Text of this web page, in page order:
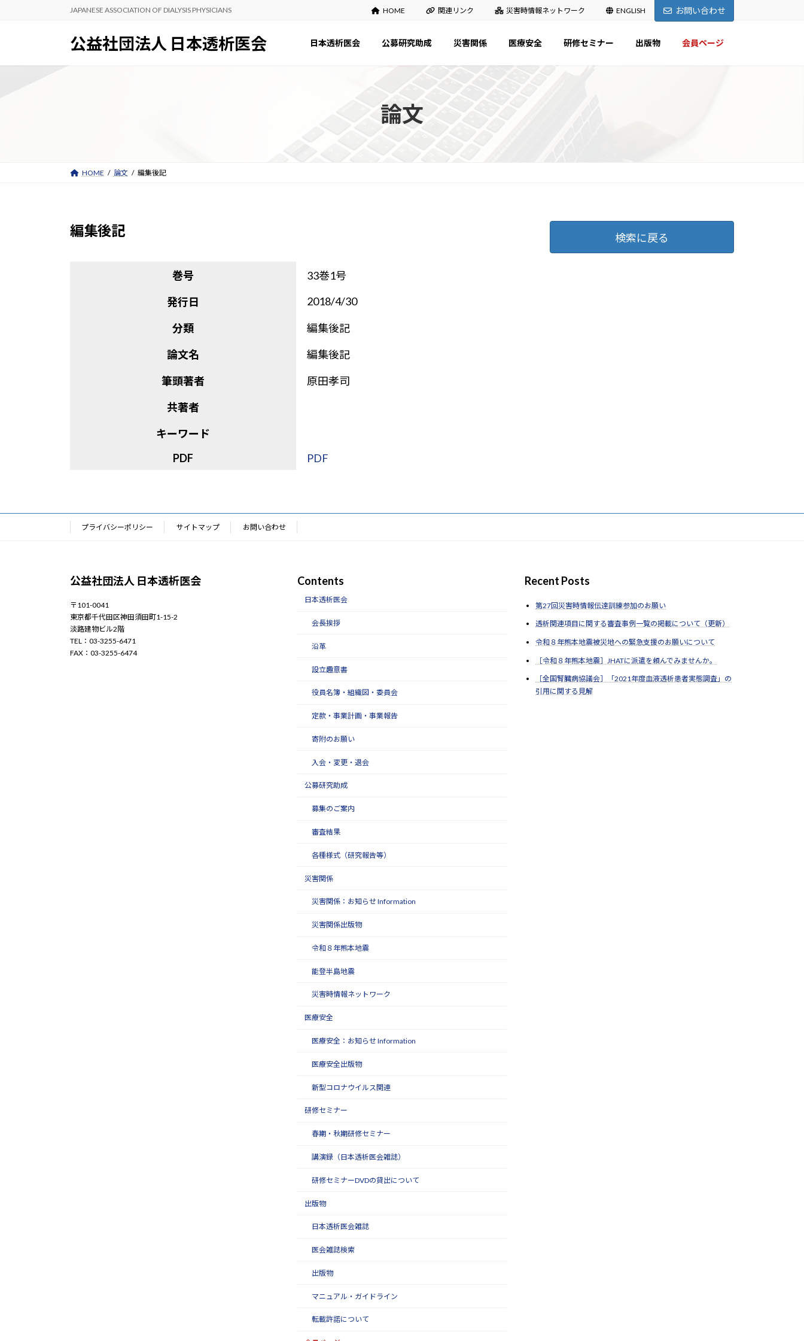
JAPANESE ASSOCIATION OF DIALYSIS PHYSICIANS HOME 関連リンク 災害時情報ネットワーク ENGLISH お問い合わせ
公益社団法人 日本透析医会 日本透析医会 公募研究助成 災害関係 医療安全 研修セミナー 出版物 会員ページ
論文
HOME 論文 編集後記
編集後記
巻号
33巻1号
発行日
2018/4/30
分類
編集後記
論文名
編集後記
筆頭著者
原田孝司
共著者
キーワード
PDF
PDF
検索に戻る
プライバシーポリシー サイトマップ お問い合わせ
公益社団法人 日本透析医会
〒101-0041
東京都千代田区神田須田町1-15-2
淡路建物ビル2階
TEL：03-3255-6471
FAX：03-3255-6474
Contents
日本透析医会
会長挨拶
沿革
設立趣意書
役員名簿・組織図・委員会
定款・事業計画・事業報告
寄附のお願い
入会・変更・退会
公募研究助成
募集のご案内
審査結果
各種様式（研究報告等）
災害関係
災害関係：お知らせ Information
災害関係出版物
令和８年熊本地震
能登半島地震
災害時情報ネットワーク
医療安全
医療安全：お知らせ Information
医療安全出版物
新型コロナウイルス関連
研修セミナー
春期・秋期研修セミナー
講演録（日本透析医会雑誌）
研修セミナーDVDの貸出について
出版物
日本透析医会雑誌
医会雑誌検索
出版物
マニュアル・ガイドライン
転載許諾について
Recent Posts
第27回災害時情報伝達訓練参加のお願い
透析関連項目に関する審査事例一覧の掲載について（更新）
令和８年熊本地震被災地への緊急支援のお願いについて
［令和８年熊本地震］JHATに派遣を頼んでみませんか。
［全国腎臓病協議会］「2021年度血液透析患者実態調査」の
引用に関する見解